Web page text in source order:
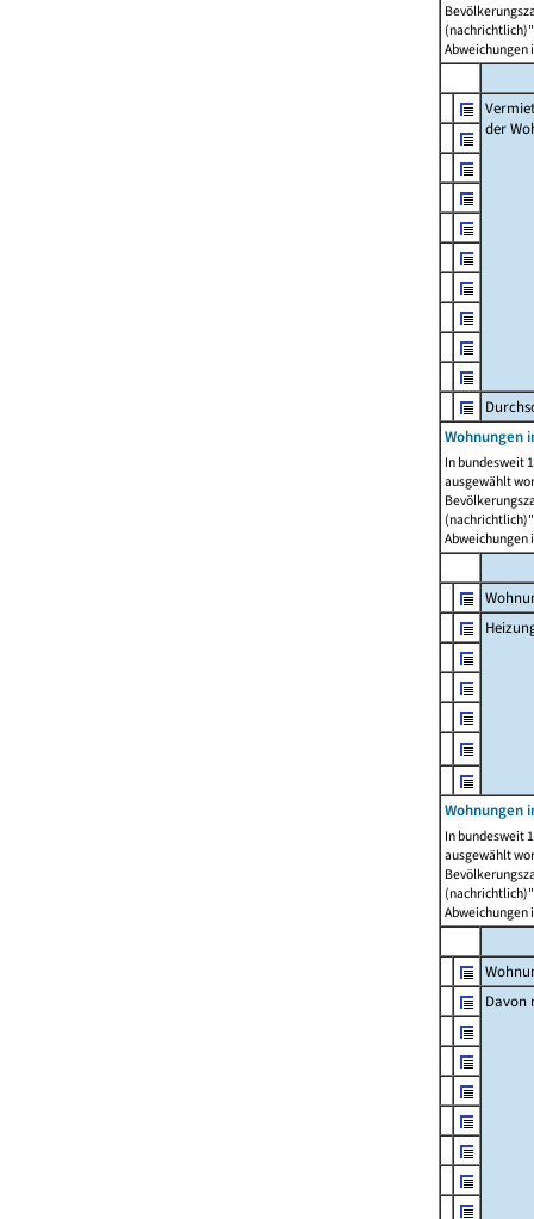
Abweichungen
der
Wohnungen
In bundesweit
ausgewählt
Abweichungen
Wohnungen
In bundesweit
ausgewählt
Abweichungen
Davon